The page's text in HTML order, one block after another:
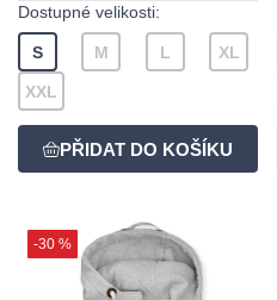
Dostupné velikosti:
S M L XL
XXL
-30 %